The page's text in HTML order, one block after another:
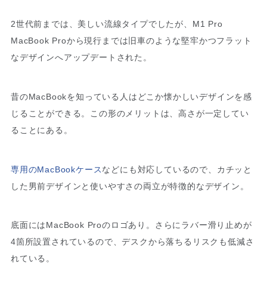
2世代前までは、美しい流線タイプでしたが、M1 Pro
MacBook Proから現行までは旧車のような堅牢かつフラット
なデザインへアップデートされた。
昔のMacBookを知っている人はどこか懐かしいデザインを感
じることができる。この形のメリットは、高さが一定してい
ることにある。
専用のMacBookケースなどにも対応しているので、カチッと
した男前デザインと使いやすさの両立が特徴的なデザイン。
底面にはMacBook Proのロゴあり。さらにラバー滑り止めが
4箇所設置されているので、デスクから落ちるリスクも低減さ
れている。